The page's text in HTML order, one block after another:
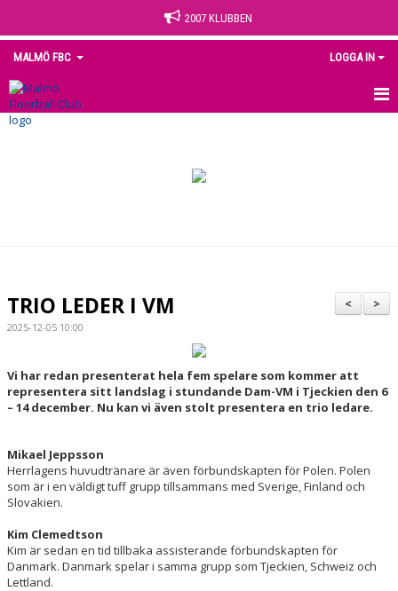
2007 KLUBBEN
MALMÖ FBC LOGGA IN
HEM
MEDLEM
HALL OF FAME
>
<
TRIO LEDER I VM
2025-12-05 10:00
Vi har redan presenterat hela fem spelare som kommer att
representera sitt landslag i stundande Dam-VM i Tjeckien den 6
– 14 december. Nu kan vi även stolt presentera en trio ledare.
Mikael Jeppsson
Herrlagens huvudtränare är även förbundskapten för Polen. Polen
som är i en väldigt tuff grupp tillsammans med Sverige, Finland och
Slovakien.
Kim Clemedtson
Kim är sedan en tid tillbaka assisterande förbundskapten för
Danmark. Danmark spelar i samma grupp som Tjeckien, Schweiz och
Lettland.